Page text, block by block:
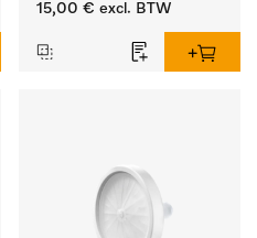
15,00 € excl. BTW